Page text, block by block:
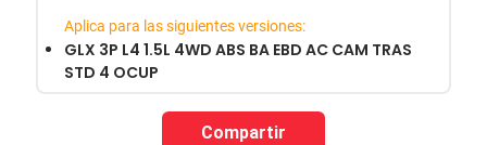
Aplica para las siguientes versiones:
GLX 3P L4 1.5L 4WD ABS BA EBD AC CAM TRAS
STD 4 OCUP
Compartir